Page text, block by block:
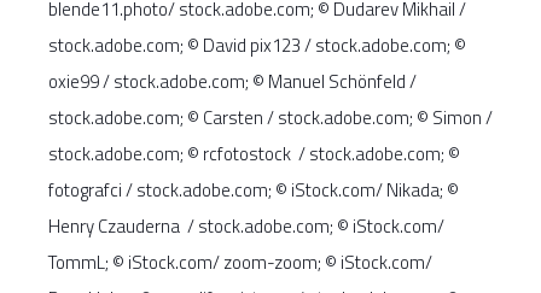
blende11.photo/ stock.adobe.com; © Dudarev Mikhail /
stock.adobe.com; © David pix123 / stock.adobe.com; ©
oxie99 / stock.adobe.com; © Manuel Schönfeld /
stock.adobe.com; © Carsten / stock.adobe.com; © Simon /
stock.adobe.com; © rcfotostock / stock.adobe.com; ©
fotografci / stock.adobe.com; © iStock.com/ Nikada; ©
Henry Czauderna / stock.adobe.com; © iStock.com/
TommL; © iStock.com/ zoom-zoom; © iStock.com/